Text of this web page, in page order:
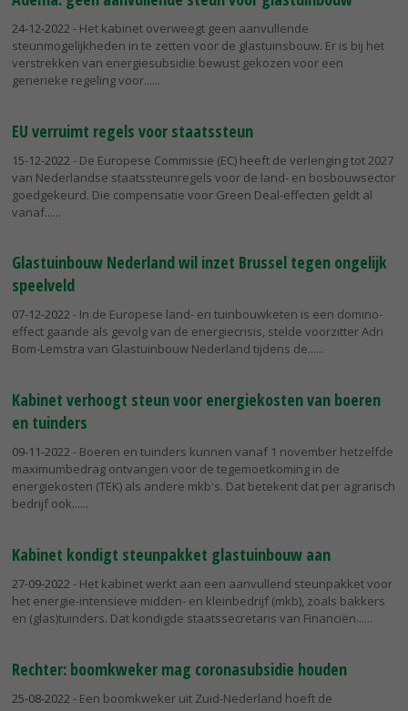
24-12-2022 - Het kabinet overweegt geen aanvullende
steunmogelijkheden in te zetten voor de glastuinsbouw. Er is bij het
verstrekken van energiesubsidie bewust gekozen voor een
generieke regeling voor...
EU verruimt regels voor staatssteun
15-12-2022 - De Europese Commissie (EC) heeft de verlenging tot 2027
van Nederlandse staatssteunregels voor de land- en bosbouwsector
goedgekeurd. Die compensatie voor Green Deal-effecten geldt al
vanaf...
Glastuinbouw Nederland wil inzet Brussel tegen ongelijk
speelveld
07-12-2022 - In de Europese land- en tuinbouwketen is een domino-
effect gaande als gevolg van de energiecrisis, stelde voorzitter Adri
Bom-Lemstra van Glastuinbouw Nederland tijdens de...
Kabinet verhoogt steun voor energiekosten van boeren
en tuinders
09-11-2022 - Boeren en tuinders kunnen vanaf 1 november hetzelfde
maximumbedrag ontvangen voor de tegemoetkoming in de
energiekosten (TEK) als andere mkb's. Dat betekent dat per agrarisch
bedrijf ook...
Kabinet kondigt steunpakket glastuinbouw aan
27-09-2022 - Het kabinet werkt aan een aanvullend steunpakket voor
het energie-intensieve midden- en kleinbedrijf (mkb), zoals bakkers
en (glas)tuinders. Dat kondigde staatssecretaris van Financiën...
Rechter: boomkweker mag coronasubsidie houden
25-08-2022 - Een boomkweker uit Zuid-Nederland hoeft de